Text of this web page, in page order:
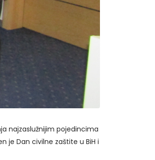
najzaslužnijim pojedincima
je Dan civilne zaštite u BiH i